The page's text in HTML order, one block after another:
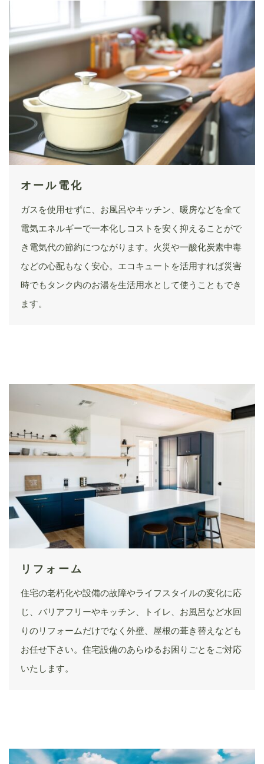
オール電化
ガスを使用せずに、お風呂やキッチン、暖房などを全て
電気エネルギーで一本化しコストを安く抑えることがで
き電気代の節約につながります。火災や一酸化炭素中毒
などの心配もなく安心。エコキュートを活用すれば災害
時でもタンク内のお湯を生活用水として使うこともでき
ます。
リフォーム
住宅の老朽化や設備の故障やライフスタイルの変化に応
じ、バリアフリーやキッチン、トイレ、お風呂など水回
りのリフォームだけでなく外壁、屋根の葺き替えなども
お任せ下さい。住宅設備のあらゆるお困りごとをご対応
いたします。